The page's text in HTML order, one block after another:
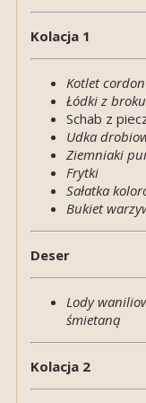
Kolacja 1
Kotlet
Łódki z
Schab z
Udka
Ziemniaki
Frytki
Sałatka
Bukiet
Deser
Lody
śmietaną
Kolacja 2